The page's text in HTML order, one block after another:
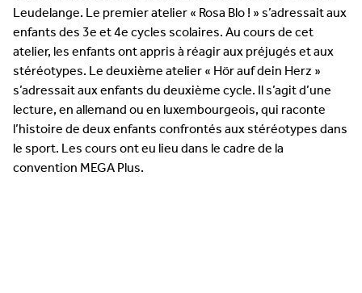
Leudelange. Le premier atelier « Rosa Blo ! » s’adressait aux
enfants des 3e et 4e cycles scolaires. Au cours de cet
atelier, les enfants ont appris à réagir aux préjugés et aux
stéréotypes. Le deuxième atelier « Hör auf dein Herz »
s’adressait aux enfants du deuxième cycle. Il s’agit d’une
lecture, en allemand ou en luxem­bourgeois, qui raconte
l’histoire de deux enfants confrontés aux stéréo­types dans
le sport. Les cours ont eu lieu dans le cadre de la
convention MEGA Plus.